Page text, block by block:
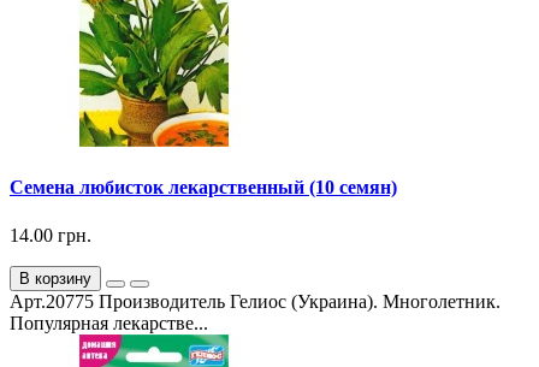
Семена любисток лекарственный (10 семян)
14.00 грн.
В корзину
Арт.20775 Производитель Гелиос (Украина). Многолетник.
Популярная лекарстве...